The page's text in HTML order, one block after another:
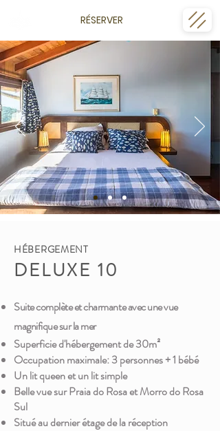
RÉSERVER
HÉBERGEMENT
DELUXE 10
Suite complète et charmante avec une vue
magnifique sur la mer
Superficie d'hébergement de 30m²
Occupation maximale: 3 personnes + 1 bébé
Un lit queen et un lit simple
Belle vue sur Praia do Rosa et Morro do Rosa
Sul
Situé au dernier étage de la réception